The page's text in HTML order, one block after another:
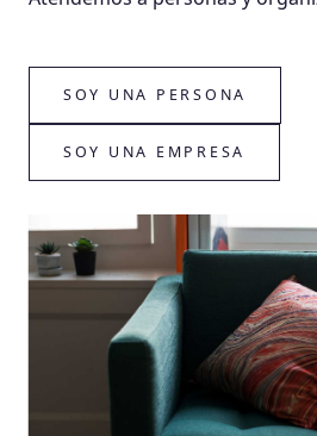
SOY UNA PERSONA
SOY UNA EMPRESA